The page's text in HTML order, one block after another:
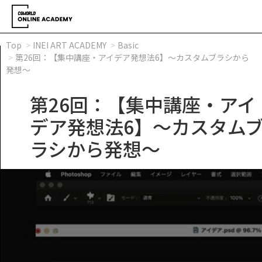
Top INEI ART ACADEMY
Basic
第26回：【集中講座・アイデア発想法6】～カスタムブラシから
発想～
第26回：【集中講座・アイ
デア発想法6】～カスタム
ラシから発想～